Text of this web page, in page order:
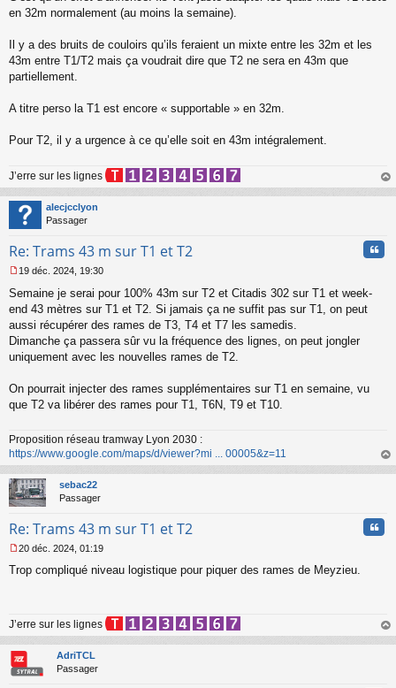
s
g
e
n
n
en 32m normalement (au moins la semaine).
Il y a des bruits de couloirs qu’ils feraient un mixte entre les 32m et les
43m entre T1/T2 mais ça voudrait dire que T2 ne sera en 43m que
partiellement.
A titre perso la T1 est encore « supportable » en 32m.
Pour T2, il y a urgence à ce qu’elle soit en 43m intégralement.
J’erre sur les lignes
au
alecjcclyon
Passager
Re: Trams 43 m sur T1 et T2
e
s
g
e
o
19 déc. 2024, 19:30
Semaine je serai pour 100% 43m sur T2 et Citadis 302 sur T1 et week-
end 43 mètres sur T1 et T2. Si jamais ça ne suffit pas sur T1, on peut
aussi récupérer des rames de T3, T4 et T7 les samedis.
Dimanche ça passera sûr vu la fréquence des lignes, on peut jongler
uniquement avec les nouvelles rames de T2.
On pourrait injecter des rames supplémentaires sur T1 en semaine, vu
que T2 va libérer des rames pour T1, T6N, T9 et T10.
Proposition réseau tramway Lyon 2030 :
https://www.google.com/maps/d/viewer?mi ... 00005&z=11
au
sebac22
Passager
Re: Trams 43 m sur T1 et T2
e
g
e
n
o
n
20 déc. 2024, 01:19
Trop compliqué niveau logistique pour piquer des rames de Meyzieu.
J’erre sur les lignes
au
AdriTCL
Passager